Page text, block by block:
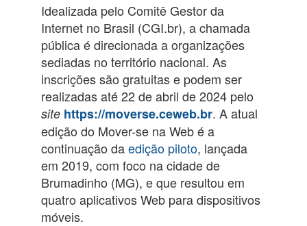
Idealizada pelo Comitê Gestor da
Internet no Brasil (CGI.br), a chamada
pública é direcionada a organizações
sediadas no território nacional. As
inscrições são gratuitas e podem ser
realizadas até 22 de abril de 2024 pelo
site https://moverse.ceweb.br. A atual
edição do Mover-se na Web é a
continuação daedição piloto, lançada
em 2019, com foco na cidade de
Brumadinho (MG), e que resultou em
quatro aplicativos Web para dispositivos
móveis.